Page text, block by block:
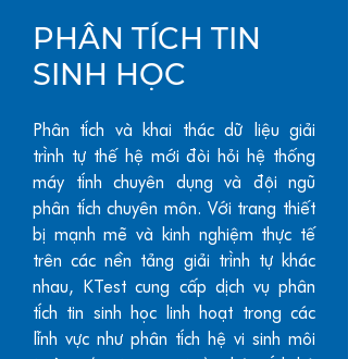
PHÂN TÍCH TIN
SINH HỌC
Phân tích và khai thác dữ liệu giải
trình tự thế hệ mới đòi hỏi hệ thống
máy tính chuyên dụng và đội ngũ
phân tích chuyên môn. Với trang thiết
bị mạnh mẽ và kinh nghiệm thực tế
trên các nền tảng giải trình tự khác
nhau, KTest cung cấp dịch vụ phân
tích tin sinh học linh hoạt trong các
lĩnh vực như phân tích hệ vi sinh môi